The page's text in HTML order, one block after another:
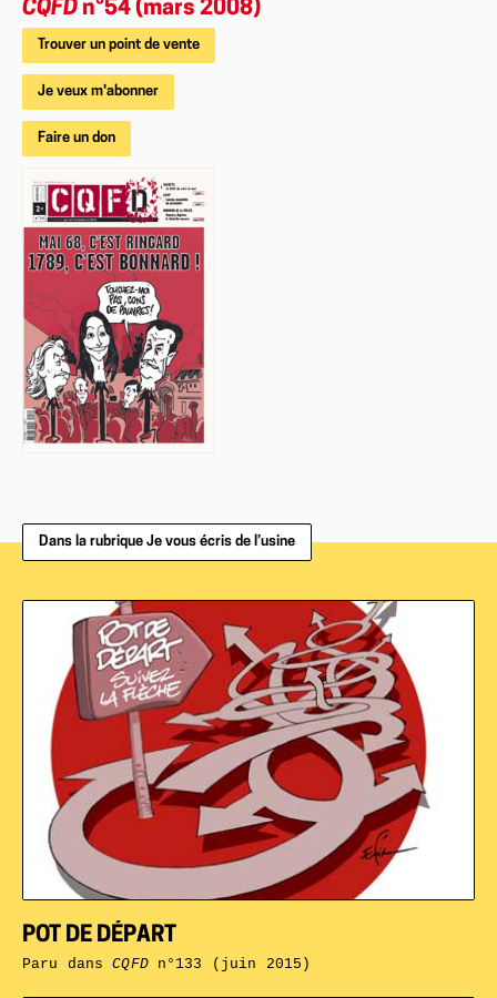
CQFD n°54 (mars 2008)
Trouver un point de vente
Je veux m'abonner
Faire un don
Dans la rubrique Je vous écris de l’usine
POT DE DÉPART
Paru dansCQFDn°133 (juin 2015)